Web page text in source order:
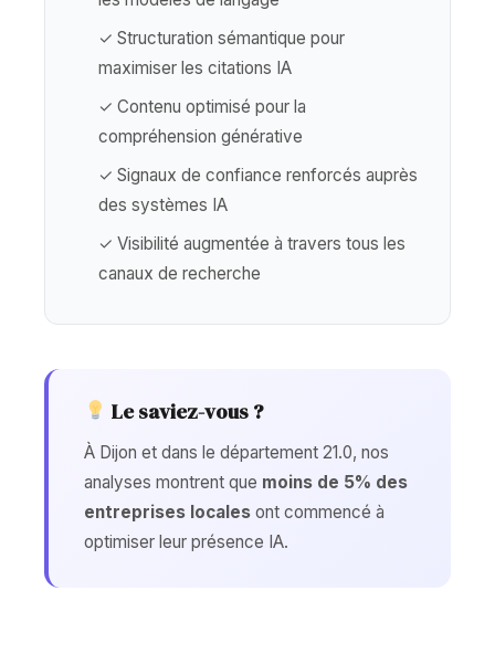
✓ Structuration sémantique pour
maximiser les citations IA
✓ Contenu optimisé pour la
compréhension générative
✓ Signaux de confiance renforcés auprès
des systèmes IA
✓ Visibilité augmentée à travers tous les
canaux de recherche
Le saviez-vous ?
À Dijon et dans le département 21.0, nos
analyses montrent que moins de 5% des
entreprises locales ont commencé à
optimiser leur présence IA.